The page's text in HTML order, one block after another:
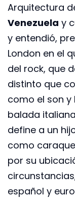
Arquitectura
Venezuela y
y entendió,
London en el
del rock, que
distinto que
como el son
balada
define a un
como
por su
español y